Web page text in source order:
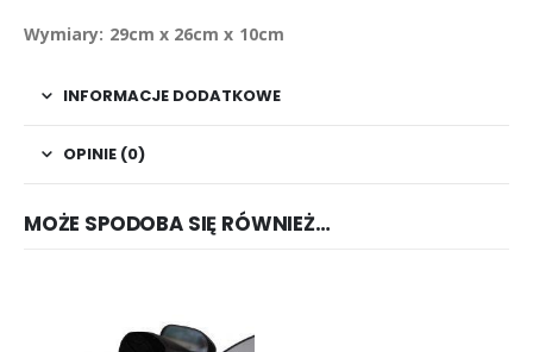
Wymiary: 29cm x 26cm x 10cm
INFORMACJE DODATKOWE
OPINIE (0)
MOŻE SPODOBA SIĘ RÓWNIEŻ…